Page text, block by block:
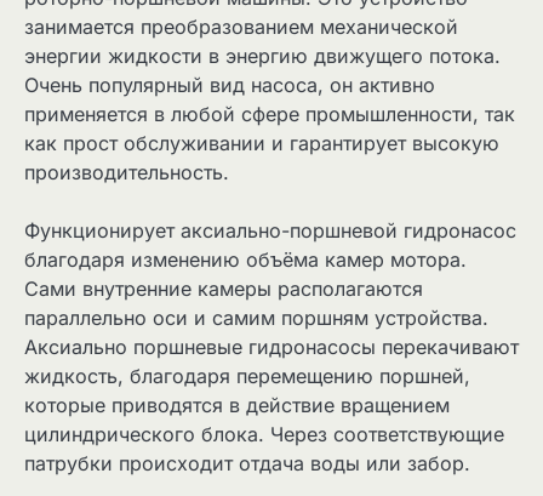
занимается преобразованием механической
энергии жидкости в энергию движущего потока.
Очень популярный вид насоса, он активно
применяется в любой сфере промышленности, так
как прост обслуживании и гарантирует высокую
производительность.
Функционирует аксиально-поршневой гидронасос
благодаря изменению объёма камер мотора.
Сами внутренние камеры располагаются
параллельно оси и самим поршням устройства.
Аксиально поршневые гидронасосы перекачивают
жидкость, благодаря перемещению поршней,
которые приводятся в действие вращением
цилиндрического блока. Через соответствующие
патрубки происходит отдача воды или забор.